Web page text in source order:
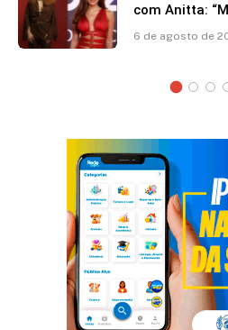
com Anitta:
6 de agosto de